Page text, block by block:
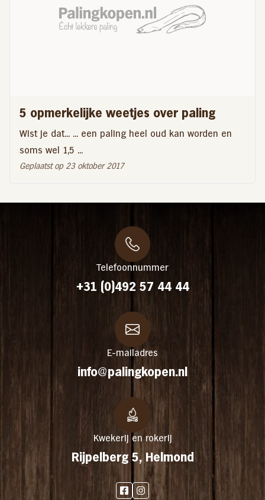
5 opmerkelijke weetjes over paling
Wist je dat... ... een paling heel oud kan worden en
soms wel 1,5 ...
Geplaatst op 23 oktober 2017
+31 (0)492 57 44 44
Telefoonnummer
info@palingkopen.nl
E-mailadres
Rijpelberg 5, Helmond
Kwekerij en rokerij